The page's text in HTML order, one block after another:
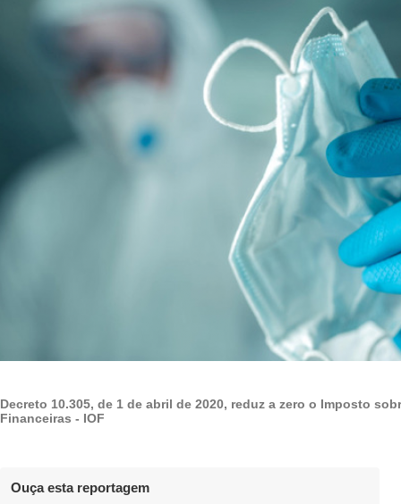
Decreto 10.305, de 1 de abril de 2020, reduz a zero o Imposto
Financeiras - IOF
Ouça esta reportagem